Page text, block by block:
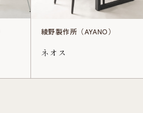
綾野製作所（AYANO）
ネオス